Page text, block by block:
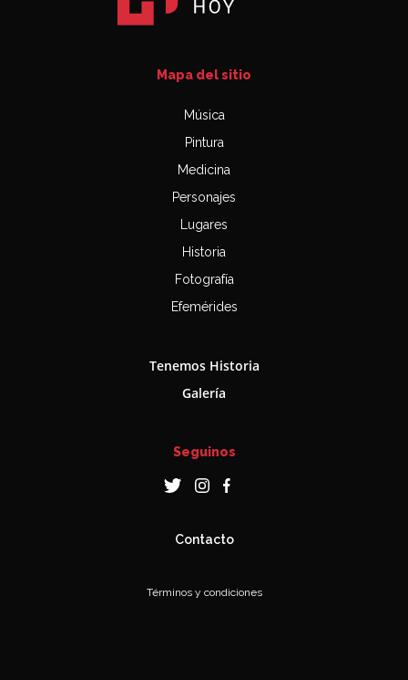
Mapa del sitio
Música
Pintura
Medicina
Personajes
Lugares
Historia
Fotografía
Efemérides
Tenemos Historia
Galería
Seguinos
Contacto
Términos y condiciones